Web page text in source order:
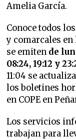
Amelia García.
Conoce todos
y comarcales
se emiten de
08:24, 19:12 y
11:04 se
los boletines
en COPE en
Los servicios
trabajan para